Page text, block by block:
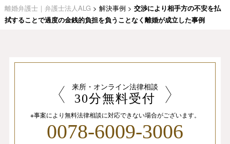
離婚弁護士｜弁護士法人ALG > 解決事例 > 交渉により相手方の不安を払
拭することで過度の金銭的負担を負うことなく離婚が成立した事例
来所・オンライン法律相談
30分無料受付
※事案により無料法律相談に対応できない場合がございます。
0078-6009-3006